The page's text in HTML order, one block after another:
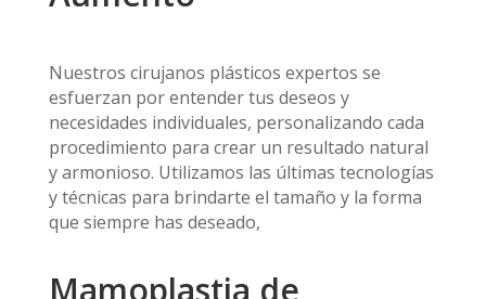
Nuestros cirujanos plásticos expertos se
esfuerzan por entender tus deseos y
necesidades individuales, personalizando cada
procedimiento para crear un resultado natural
y armonioso. Utilizamos las últimas tecnologías
y técnicas para brindarte el tamaño y la forma
que siempre has deseado,
Mamoplastia de